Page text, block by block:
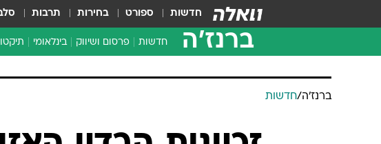
חדשות ספורט בחירות תרבות
ברנז'ה חדשות פרסום ושיווק בינלאומי
ברנז'ה/חדשות